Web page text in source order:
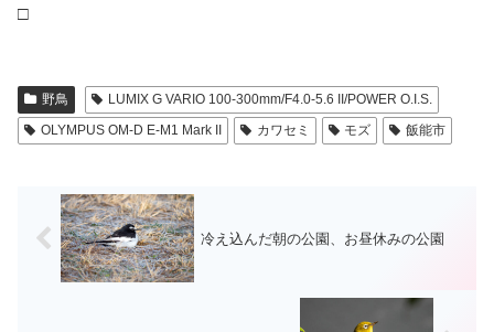
□
野鳥
LUMIX G VARIO 100-300mm/F4.0-5.6 II/POWER O.I.S.
OLYMPUS OM-D E-M1 Mark II
カワセミ モズ 飯能市
冷え込んだ朝の公園、お昼休みの公園